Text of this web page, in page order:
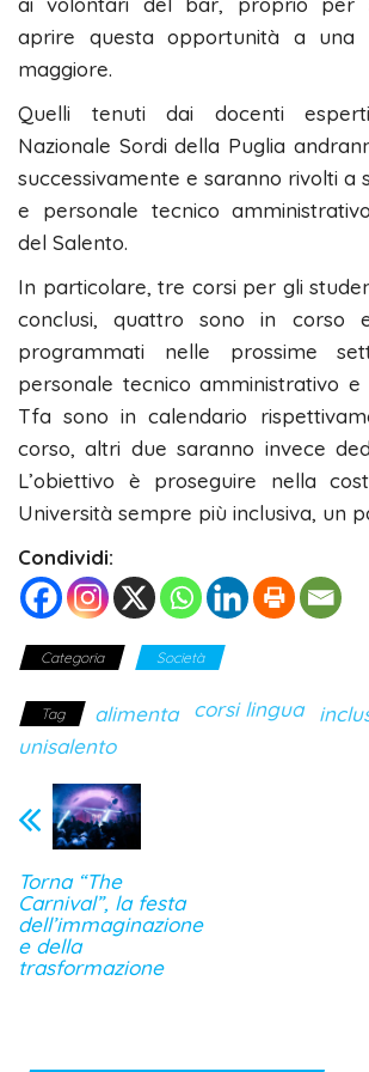
aprire questa opportunità a una
maggiore.
Quelli tenuti dai docenti
Nazionale Sordi della Puglia
successivamente e saranno rivolti a
e personale tecnico
del Salento.
In particolare, tre corsi per gli
conclusi, quattro sono in corso
programmati nelle prossime
personale tecnico amministrativo
Tfa sono in calendario
corso, altri due saranno invece
L’obiettivo è proseguire nella
Università sempre più inclusiva, un
Condividi:
Categoria Società
Tag alimenta corsi lingua
unisalento
Torna “The
Carnival”, la festa
dell’immaginazione
e della
trasformazione